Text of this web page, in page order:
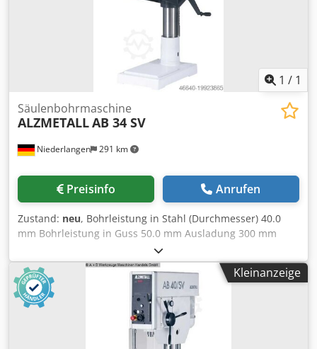
1 / 1
Niederlangen 291 km
Säulenbohrmaschine
ALZMETALLAB 34 SV
Preisinfo Anrufen
Zustand: neu, Bohrleistung in Stahl (Durchmesser) 40.0
mm Bohrleistung in Guss 50.0 mm Ausladung 300 mm
Bohrhub 160 mm Morsekegel 4 MK Tisch: 615 x 430 mm
Gewindeschneiden 24 in ST M Gewindeschneiden 30 in GG
M Drehzahl 100 - 1.800 U/min Vorschub 0.1-0.2-0.3-0.4
mm/U Abstand Spindel / Tisch 147 / 688 mm
Gesamtleistungsbedarf 0.6 / 1.8 kW Gewicht 470 kg
Maschinenhöhe 1865 m Ausstattung: - Elektromagnetische
Vorschubkupplung - mit Überlastsicherung und
Kleinanzeige